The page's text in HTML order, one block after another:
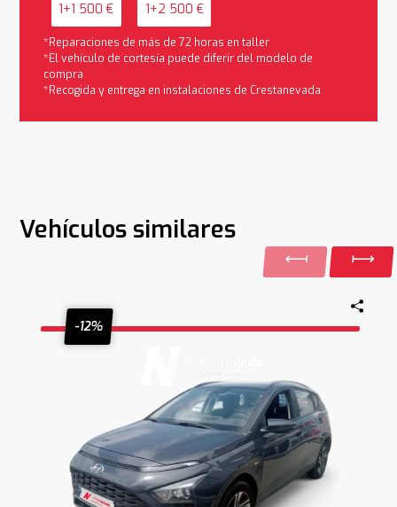
1+1 500 € 1+2 500 €
*Reparaciones de más de 72 horas en taller
*El vehículo de cortesía puede diferir del modelo de
compra
*Recogida y entrega en instalaciones de Crestanevada
Vehículos similares
-12%